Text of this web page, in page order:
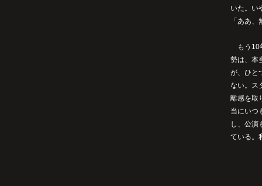
いた。い
「ああ
もう10
勢は、本
が、ひと
ない。ス
離感を取
当にいつ
し、公演
ている。